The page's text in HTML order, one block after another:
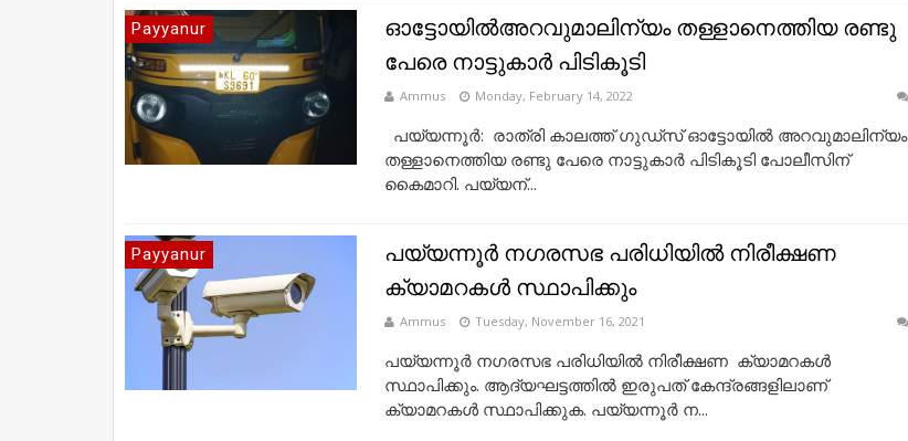
Payyanur
ഓട്ടോയിൽഅറവുമാലിന്യം തള്ളാനെത്തിയ രണ്ടു
പേരെ നാട്ടുകാര്‍ പിടികൂടി
Ammus Monday, February 14, 2022
പയ്യന്നൂര്‍: രാത്രി കാലത്ത് ഗുഡ്സ് ഓട്ടോയിൽ അറവുമാലിന്യം
തള്ളാനെത്തിയ രണ്ടു പേരെ നാട്ടുകാര്‍ പിടികൂടി പോലീസിന്
കൈമാറി. പയ്യന്...
Payyanur
പയ്യന്നൂർ നഗരസഭ പരിധിയിൽ നിരീക്ഷണ
ക്യാമറകൾ സ്ഥാപിക്കും
Ammus Tuesday, November 16, 2021
പയ്യന്നൂർ നഗരസഭ പരിധിയിൽ നിരീക്ഷണ ക്യാമറകൾ
സ്ഥാപിക്കും. ആദ്യഘട്ടത്തിൽ ഇരുപത് കേന്ദ്രങ്ങളിലാണ്
ക്യാമറകൾ സ്ഥാപിക്കുക. പയ്യന്നൂർ ന...